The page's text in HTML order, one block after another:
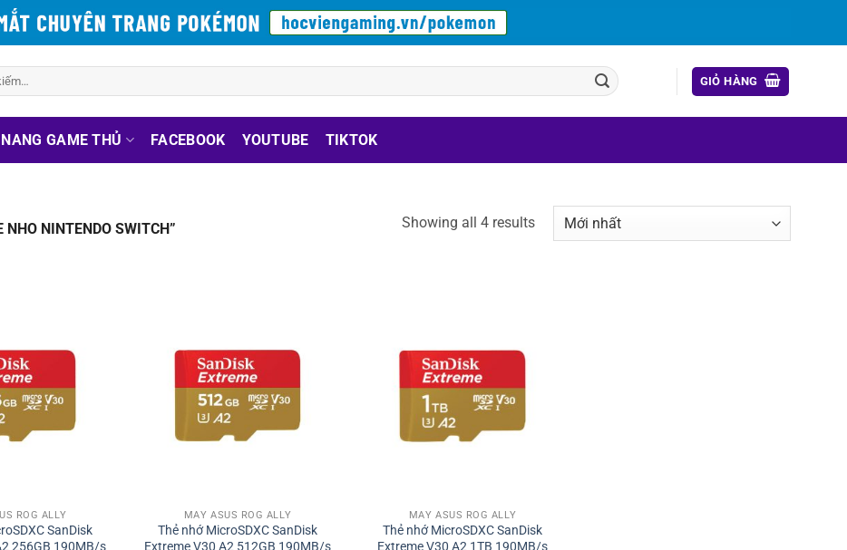
GIỎ HÀNG
GAME THỦ FACEBOOK YOUTUBE TIKTOK
NINTENDO SWITCH”
Showing all 4 results
ROG ALLY
SanDisk
MÁY ASUS ROG ALLY
Thẻ nhớ MicroSDXC SanDisk
MÁY ASUS ROG ALLY
Thẻ nhớ MicroSDXC SanDisk